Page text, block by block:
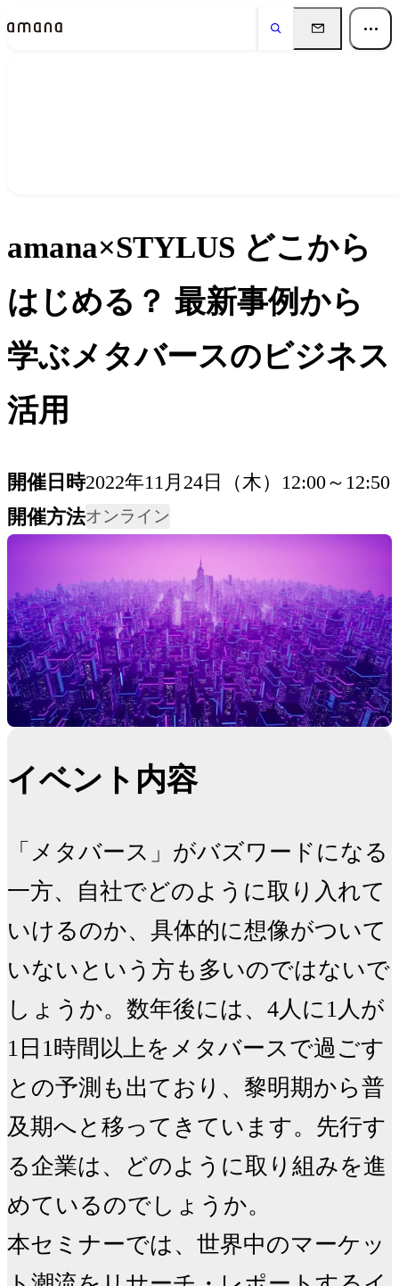
amana×STYLUS どこから
はじめる？ 最新事例から
学ぶメタバースのビジネス
活用
開催日時2022年11月24日（木）12:00～12:50
開催方法オンライン
イベント内容
「メタバース」がバズワードになる
一方、自社でどのように取り入れて
いけるのか、具体的に想像がついて
いないという方も多いのではないで
しょうか。数年後には、4人に1人が
1日1時間以上をメタバースで過ごす
との予測も出ており、黎明期から普
及期へと移ってきています。先行す
る企業は、どのように取り組みを進
めているのでしょうか。
本セミナーでは、世界中のマーケッ